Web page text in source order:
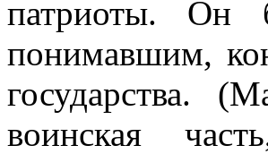
патриоты. Он
понимавшим,
государства.
воинская